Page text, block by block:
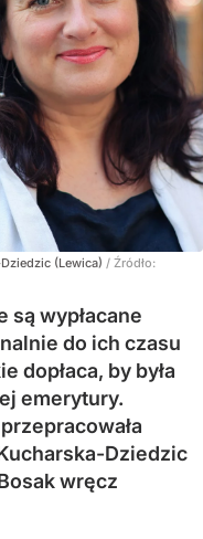
(Lewica) / Źródło:
są wypłacane
do ich czasu
dopłaca, by była
emerytury.
Dziedzic
wręcz